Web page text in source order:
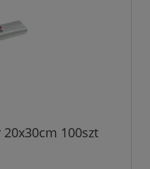
100szt